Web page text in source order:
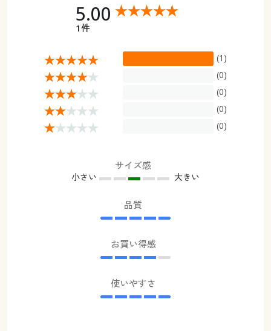
5.00
1件
(1)
(0)
(0)
(0)
(0)
サイズ感
小さい 大きい
品質
お買い得感
使いやすさ